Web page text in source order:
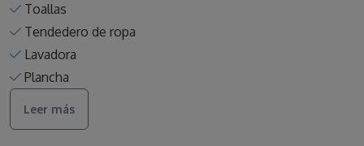
Toallas
Tendedero de ropa
Lavadora
Plancha
Leer más